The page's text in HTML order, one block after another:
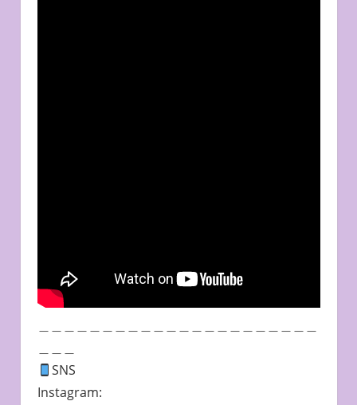
SNS
Instagram: